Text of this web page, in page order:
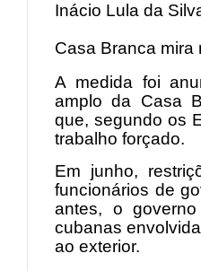
Inácio Lula da
Casa Branca
A medida foi
amplo da Casa
que, segundo os
trabalho forçado.
Em junho,
funcionários de
antes, o
cubanas
ao exterior.